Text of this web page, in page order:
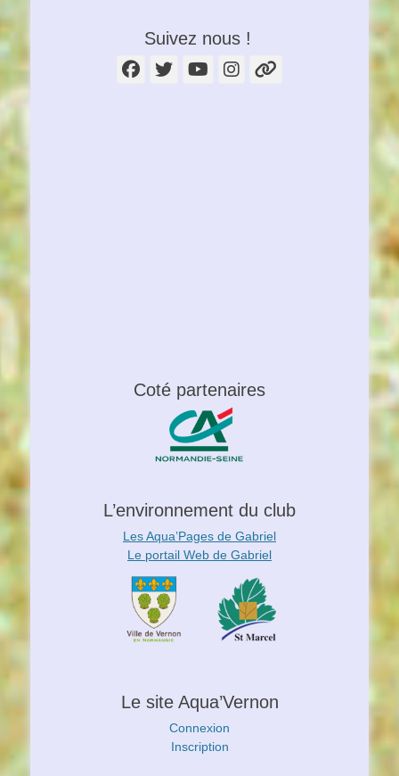
Suivez nous !
Facebook
Twitter
YouTube
Instagram
Coté partenaires
L’environnement du club
Les Aqua’Pages de Gabriel
Le portail Web de Gabriel
Le site Aqua’Vernon
Connexion
Inscription